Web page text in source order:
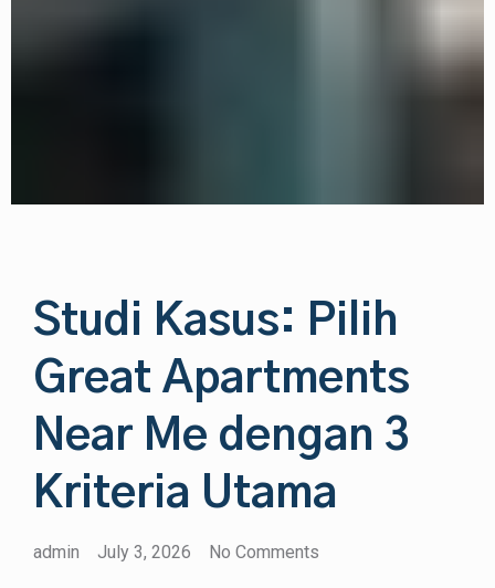
Studi Kasus: Pilih
Great Apartments
Near Me dengan 3
Kriteria Utama
admin July 3, 2026 No Comments